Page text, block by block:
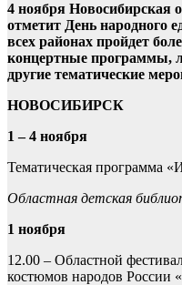
4 ноября Новосибирская
отметит День народного
всех районах пройдет
концертные программы,
другие тематические
НОВОСИБИРСК
1 – 4 ноября
Тематическая программа
Областная детская
1 ноября
12.00 – Областной
костюмов народов России